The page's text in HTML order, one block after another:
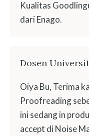
Kualitas
dari Enago.
Dosen
Oiya Bu, Terima
Proofreading
ini sedang in
accept di Noise